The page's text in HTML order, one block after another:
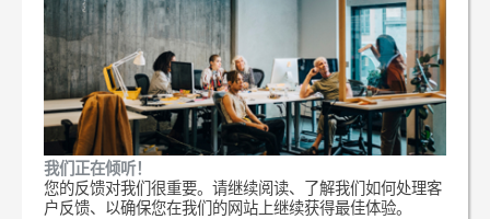
我们正在倾听！
您的反馈对我们很重要。请继续阅读、了解我们如何处理客
户反馈、以确保您在我们的网站上继续获得最佳体验。